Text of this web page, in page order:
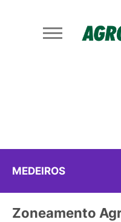
MEDEIROS
Zoneamento